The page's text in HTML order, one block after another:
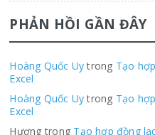
PHẢN HỒI GẦN ĐÂY
Hoàng Quốc Uytrong Tạo
Excel
Hoàng Quốc Uytrong Tạo
Excel
Hương trong Tạo hợp đồng